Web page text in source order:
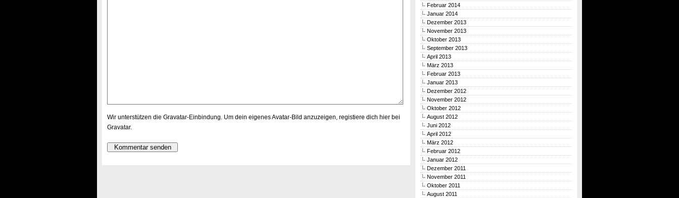
Wir unterstützen die Gravatar-Einbindung. Um dein eigenes Avatar-Bild anzuzeigen, registiere dich hier bei
Gravatar.
Februar 2014
Januar 2014
Dezember 2013
November 2013
Oktober 2013
September 2013
April 2013
März 2013
Februar 2013
Januar 2013
Dezember 2012
November 2012
Oktober 2012
August 2012
Juni 2012
April 2012
März 2012
Februar 2012
Januar 2012
Dezember 2011
November 2011
Oktober 2011
August 2011